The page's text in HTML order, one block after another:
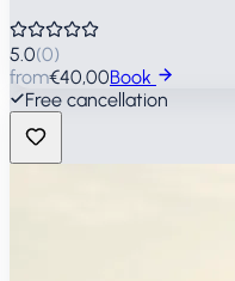
5.0(0)
from€40,00Book
Free cancellation